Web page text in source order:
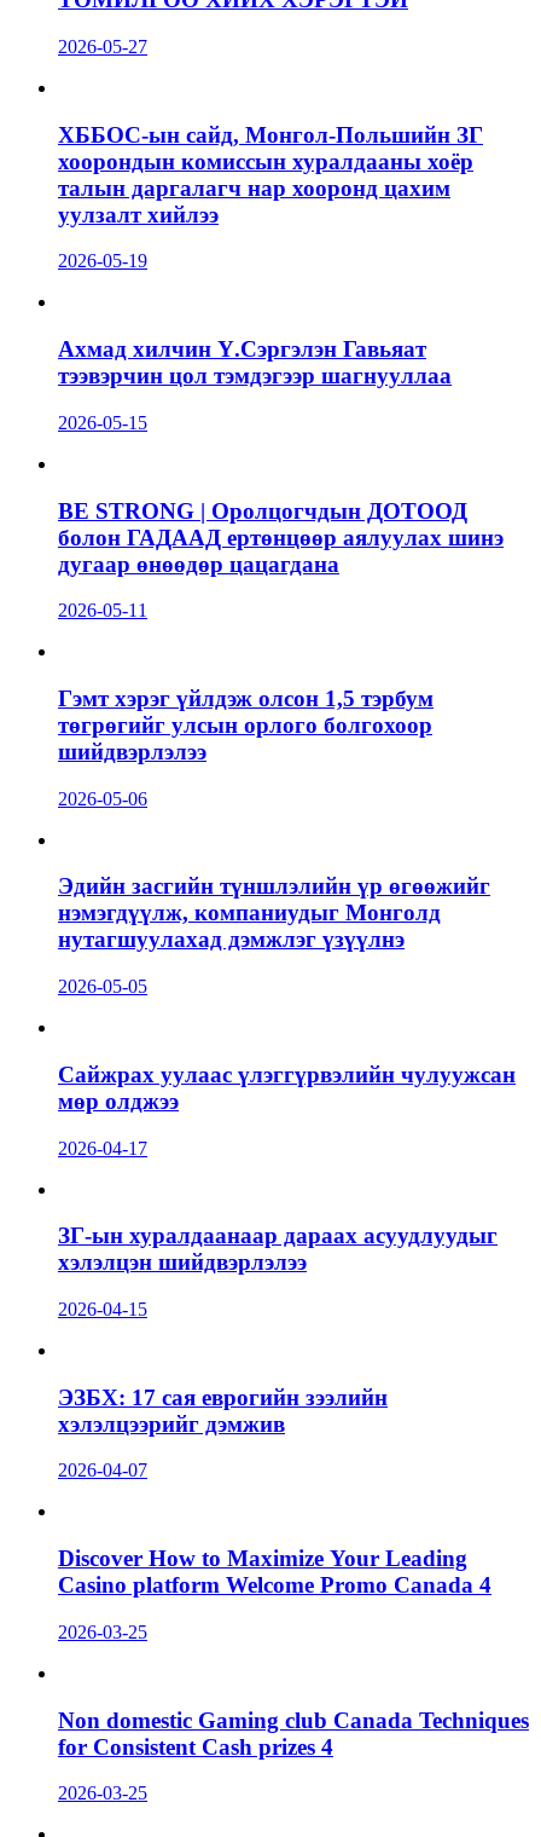
2026-05-27
ХББОС-ын сайд, Монгол-Польшийн ЗГ
хоорондын комиссын хуралдааны хоёр
талын даргалагч нар хооронд цахим
уулзалт хийлээ
2026-05-19
Ахмад хилчин Ү.Сэргэлэн Гавьяат
тээвэрчин цол тэмдэгээр шагнууллаа
2026-05-15
BE STRONG | Оролцогчдын ДОТООД
болон ГАДААД ертөнцөөр аялуулах шинэ
дугаар өнөөдөр цацагдана
2026-05-11
Гэмт хэрэг үйлдэж олсон 1,5 тэрбум
төгрөгийг улсын орлого болгохоор
шийдвэрлэлээ
2026-05-06
Эдийн засгийн түншлэлийн үр өгөөжийг
нэмэгдүүлж, компаниудыг Монголд
нутагшуулахад дэмжлэг үзүүлнэ
2026-05-05
Сайжрах уулаас үлэггүрвэлийн чулуужсан
мөр олджээ
2026-04-17
ЗГ-ын хуралдаанаар дараах асуудлуудыг
хэлэлцэн шийдвэрлэлээ
2026-04-15
ЭЗБХ: 17 сая еврогийн зээлийн
хэлэлцээрийг дэмжив
2026-04-07
Discover How to Maximize Your Leading
Casino platform Welcome Promo Canada 4
2026-03-25
Non domestic Gaming club Canada Techniques
for Consistent Cash prizes 4
2026-03-25